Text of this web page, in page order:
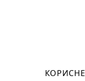
КОРИСНЕ